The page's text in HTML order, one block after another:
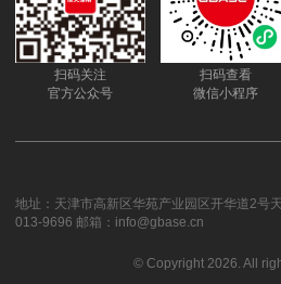
扫码关注
官方公众号
扫码查看
微信小程序
地址：天津市高新区华苑产业园区开华道2号
013-9696 邮箱：info@gbase.cn
© Copyright 2026. All